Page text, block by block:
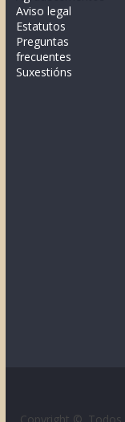
Aviso legal
Estatutos
Preguntas
frecuentes
Suxestións